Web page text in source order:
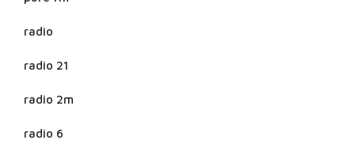
radio
radio 21
radio 2m
radio 6